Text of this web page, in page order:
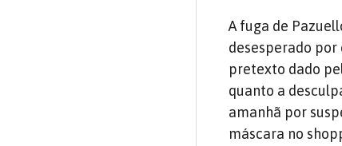
A fuga de
desesperado por
pretexto dado
quanto a
amanhã por
máscara no